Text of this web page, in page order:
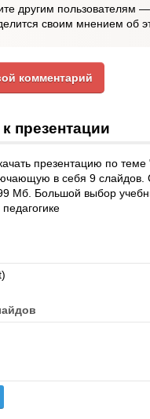
другим пользователям
своим мнением об
комментарий
презентации
презентацию по
в себя 9 слайдов.
Мб. Большой выбор